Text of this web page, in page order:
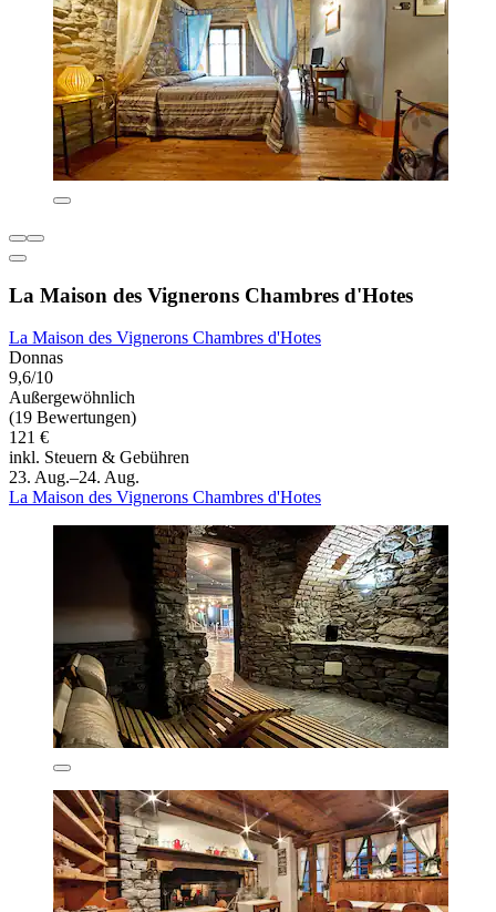
La Maison des Vignerons Chambres d'Hotes
La Maison des Vignerons Chambres d'Hotes
Donnas
9,6/10
Außergewöhnlich
(19 Bewertungen)
121 €
inkl. Steuern & Gebühren
23. Aug.–24. Aug.
La Maison des Vignerons Chambres d'Hotes